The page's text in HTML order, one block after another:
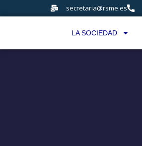
secretaria@rsme.es
LA SOCIEDAD